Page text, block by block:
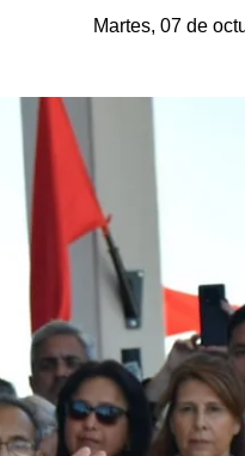
Martes, 07 de